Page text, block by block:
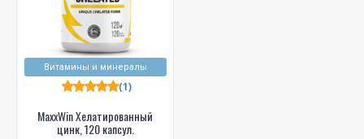
Витамины и минералы
MaxxWin Хелатированный
цинк, 120 капсул.
(1)